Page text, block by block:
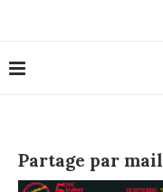
Partage par mail